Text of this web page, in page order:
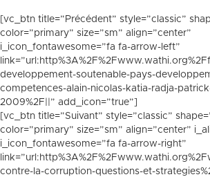
[vc_btn title=”Précédent” style=”classic”
color=”primary” size=”sm” align=”center”
i_icon_fontawesome=”fa fa-arrow-left”
developpement-soutenable-pays-
competences-alain-nicolas-katia-radja-
2009%2F||” add_icon=”true”]
[vc_btn title=”Suivant” style=”classic”
color=”primary” size=”sm” align=”center”
i_icon_fontawesome=”fa fa-arrow-right”
contre-la-corruption-questions-et-